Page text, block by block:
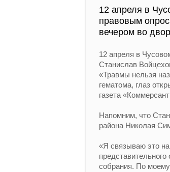
12 апреля в
правовым
вечером во
12 апреля в
Станислав
«Травмы нельзя
гематома, глаз
газета
Напомним, что
района Николая
«Я связываю это
собрания. По